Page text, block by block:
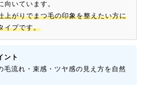
いています。
上がりでまつ毛の印象を整えたい方に
イプです。
ント
毛流れ・束感・ツヤ感の見え方を自然